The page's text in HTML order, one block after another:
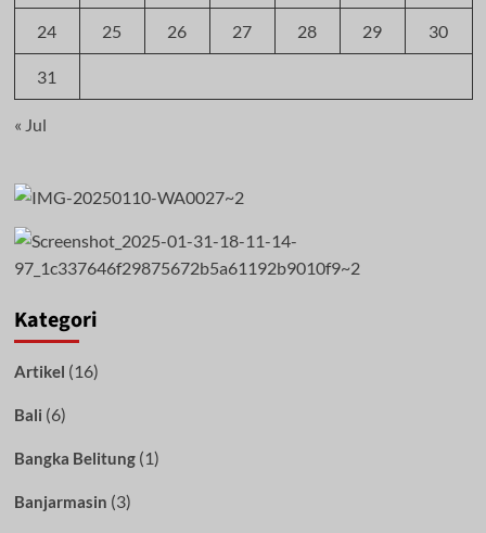
24 25 26 27 28 29 30
31
« Jul
Kategori
Artikel (16)
Bali (6)
Bangka Belitung(1)
Banjarmasin (3)